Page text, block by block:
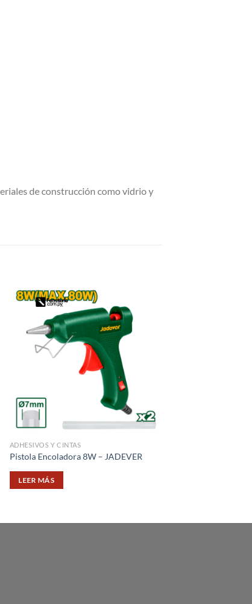
de construcción como vidrio y
ADHESIVOS Y CINTAS
Pistola Encoladora 8W – JADEVER
LEER MÁS